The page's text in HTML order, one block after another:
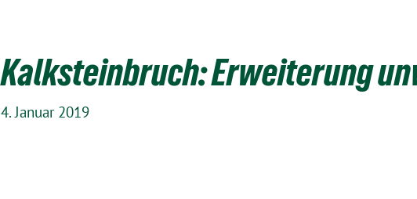
Kalksteinbruch: Erweiterung
4. Januar 2019